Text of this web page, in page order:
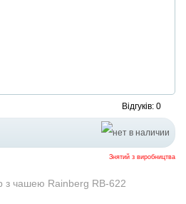
Відгуків: 0
Знятий з виробництва
з чашею Rainberg RB-622